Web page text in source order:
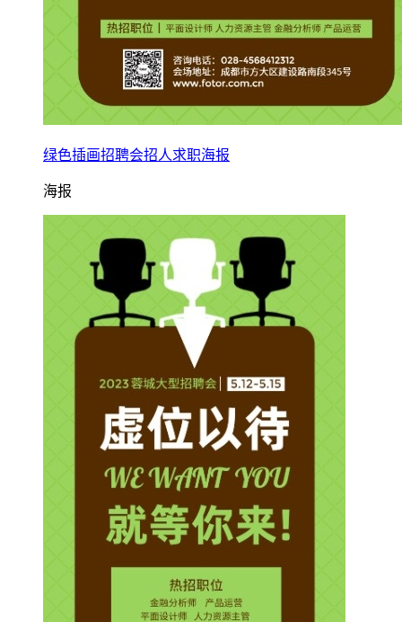
绿色插画招聘会招人求职海报
海报